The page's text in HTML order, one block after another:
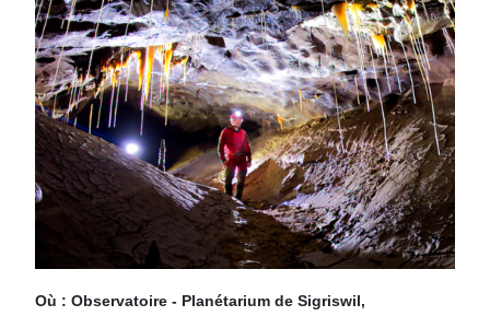
Où : Observatoire - Planétarium de Sigriswil,